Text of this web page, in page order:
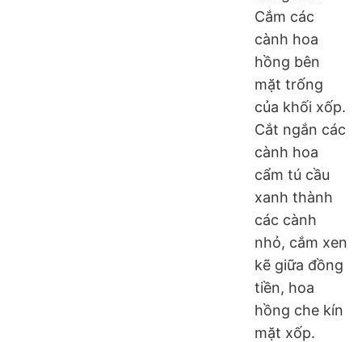
Cắm các
cành hoa
hồng bên
mặt trống
của khối xốp.
Cắt ngắn các
cành hoa
cẩm tú cầu
xanh thành
các cành
nhỏ, cắm xen
kẽ giữa đồng
tiền, hoa
hồng che kín
mặt xốp.